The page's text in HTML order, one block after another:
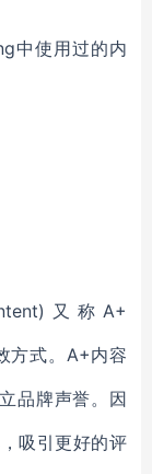
中使用过的内
又称A+
方式。A+内容
品牌声誉。因
吸引更好的评